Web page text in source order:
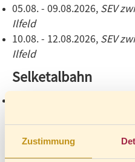
Zustimmung
05.08. - 09.08.2026, SEV
Ilfeld
10.08. - 12.08.2026, SEV
Ilfeld
Selketalbahn
Bitte beachten Sie: Die
im Schienenersatzverkehr